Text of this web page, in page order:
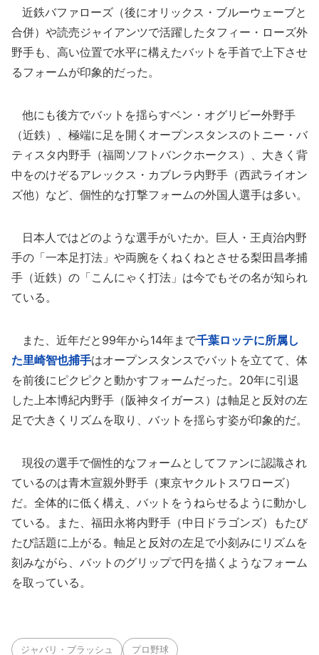
近鉄バファローズ（後にオリックス・ブルーウェーブと
合併）や読売ジャイアンツで活躍したタフィー・ローズ外
野手も、高い位置で水平に構えたバットを手首で上下させ
るフォームが印象的だった。
他にも後方でバットを揺らすベン・オグリビー外野手
（近鉄）、極端に足を開くオープンスタンスのトニー・バ
ティスタ内野手（福岡ソフトバンクホークス）、大きく背
中をのけぞるアレックス・カブレラ内野手（西武ライオン
ズ他）など、個性的な打撃フォームの外国人選手は多い。
日本人ではどのような選手がいたか。巨人・王貞治内野
手の「一本足打法」や両腕をくねくねとさせる梨田昌孝捕
手（近鉄）の「こんにゃく打法」は今でもその名が知られ
ている。
また、近年だと99年から14年まで千葉ロッテに所属し
た里崎智也捕手はオープンスタンスでバットを立てて、体
を前後にピクピクと動かすフォームだった。20年に引退
した上本博紀内野手（阪神タイガース）は軸足と反対の左
足で大きくリズムを取り、バットを揺らす姿が印象的だ。
現役の選手で個性的なフォームとしてファンに認識され
ているのは青木宣親外野手（東京ヤクルトスワローズ）
だ。全体的に低く構え、バットをうねらせるように動かし
ている。また、福田永将内野手（中日ドラゴンズ）もたび
たび話題に上がる。軸足と反対の左足で小刻みにリズムを
刻みながら、バットのグリップで円を描くようなフォーム
を取っている。
ジャバリ・ブラッシュ プロ野球